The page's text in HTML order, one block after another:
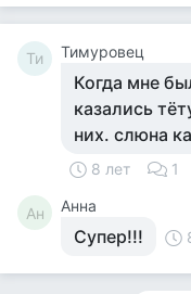
Ти Тимуровец
Когда мне
казались
них. слюна
8 лет 1
Ан Анна
Супер!!!